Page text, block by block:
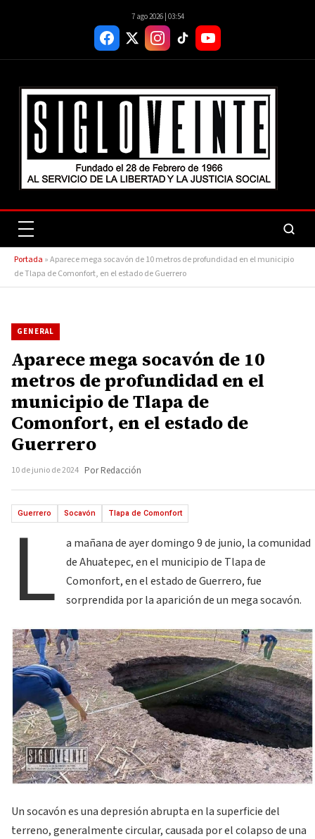
7 ago 2026 | 03:54
Portada »Aparece mega socavón de 10 metros de profundidad en el municipio
de Tlapa de Comonfort, en el estado de Guerrero
GENERAL
Aparece mega socavón de 10
metros de profundidad en el
municipio de Tlapa de
Comonfort, en el estado de
Guerrero
10 de junio de 2024 Por Redacción
Guerrero Socavón Tlapa de Comonfort
L
a mañana de ayer domingo 9 de junio, la comunidad
de Ahuatepec, en el municipio de Tlapa de
Comonfort, en el estado de Guerrero, fue
sorprendida por la aparición de un mega socavón.
Un socavón es una depresión abrupta en la superficie del
terreno, generalmente circular, causada por el colapso de una